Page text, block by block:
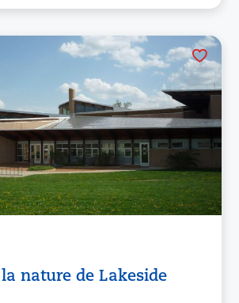
nature de Lakeside